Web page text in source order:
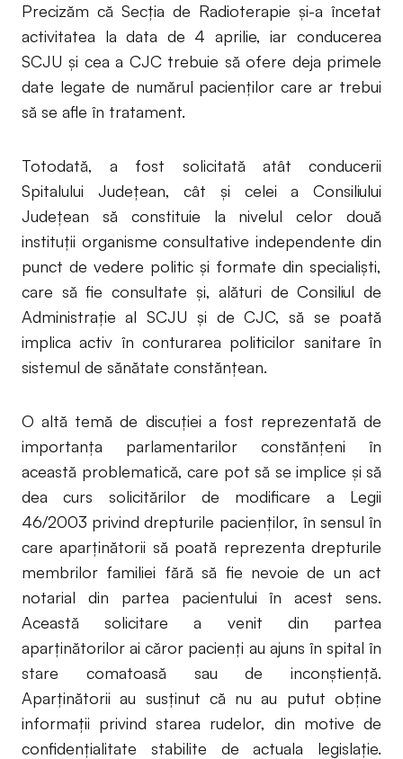
Precizăm că Secţia de Radioterapie şi-a încetat
activitatea la data de 4 aprilie, iar conducerea
SCJU şi cea a CJC trebuie să ofere deja primele
date legate de numărul pacienţilor care ar trebui
să se afle în tratament.
Totodată, a fost solicitată atât conducerii
Spitalului Judeţean, cât şi celei a Consiliului
Judeţean să constituie la nivelul celor două
instituţii organisme consultative independente din
punct de vedere politic şi formate din specialişti,
care să fie consultate şi, alături de Consiliul de
Administraţie al SCJU şi de CJC, să se poată
implica activ în conturarea politicilor sanitare în
sistemul de sănătate constănţean.
O altă temă de discuției a fost reprezentată de
importanța parlamentarilor constănțeni în
această problematică, care pot să se implice şi să
dea curs solicitărilor de modificare a Legii
46/2003 privind drepturile pacienţilor, în sensul în
care aparţinătorii să poată reprezenta drepturile
membrilor familiei fără să fie nevoie de un act
notarial din partea pacientului în acest sens.
Această solicitare a venit din partea
aparţinătorilor ai căror pacienţi au ajuns în spital în
stare comatoasă sau de inconştienţă.
Aparţinătorii au susţinut că nu au putut obţine
informaţii privind starea rudelor, din motive de
confidenţialitate stabilite de actuala legislaţie.